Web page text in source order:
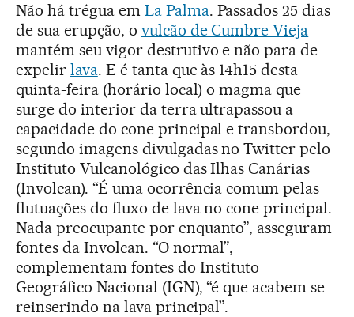
Não há trégua em La Palma. Passados 25 dias
de sua erupção, o vulcão de Cumbre Vieja
mantém seu vigor destrutivo e não para de
expelir lava. E é tanta que às 14h15 desta
quinta-feira (horário local) o magma que
surge do interior da terra ultrapassou a
capacidade do cone principal e transbordou,
segundo imagens divulgadas no Twitter pelo
Instituto Vulcanológico das Ilhas Canárias
(Involcan). “É uma ocorrência comum pelas
flutuações do fluxo de lava no cone principal.
Nada preocupante por enquanto”, asseguram
fontes da Involcan. “O normal”,
complementam fontes do Instituto
Geográfico Nacional (IGN), “é que acabem se
reinserindo na lava principal”.